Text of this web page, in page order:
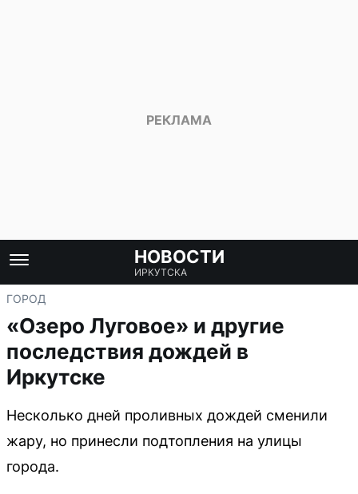
НОВОСТИ
ИРКУТСКА
ГОРОД
«Озеро Луговое» и другие
последствия дождей в
Иркутске
Несколько дней проливных дождей сменили
жару, но принесли подтопления на улицы
города.